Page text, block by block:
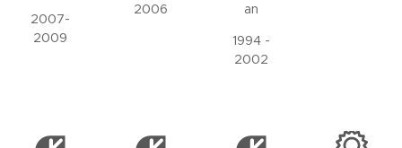
2007-
2009
2006
an
1994 -
2002